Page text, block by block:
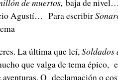
de muertos, baja de nivel…
Agustí… Para escribir
La última que leí,Soldados
que valga de tema épico,
O declamación o